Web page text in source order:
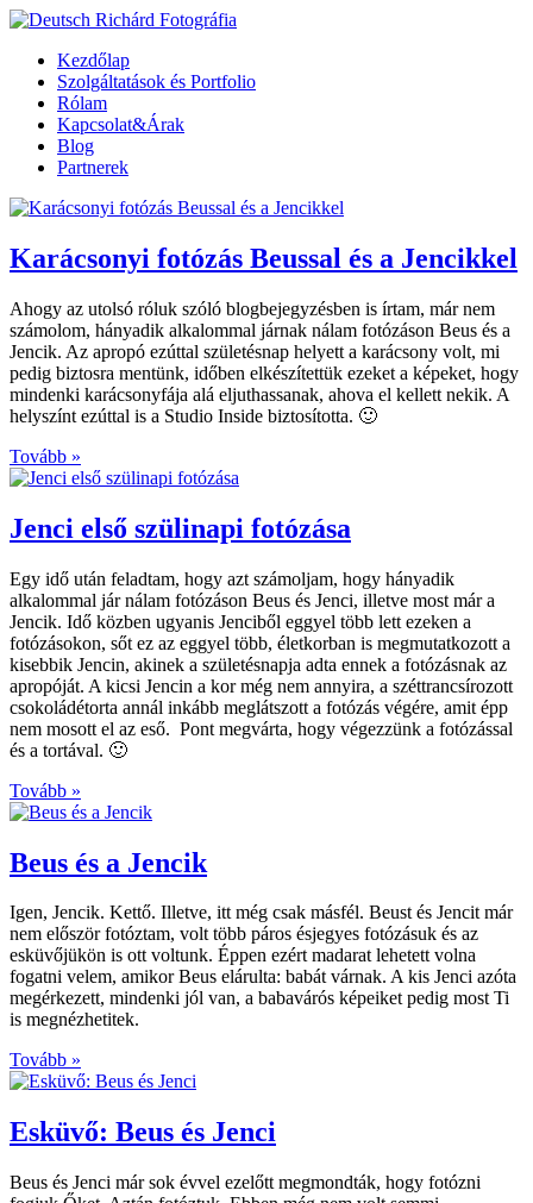
Kezdőlap
Szolgáltatások és Portfolio
Rólam
Kapcsolat&Árak
Blog
Partnerek
Karácsonyi fotózás Beussal és a Jencikkel
Ahogy az utolsó róluk szóló blogbejegyzésben is írtam, már nem
számolom, hányadik alkalommal járnak nálam fotózáson Beus és a
Jencik. Az apropó ezúttal születésnap helyett a karácsony volt, mi
pedig biztosra mentünk, időben elkészítettük ezeket a képeket, hogy
mindenki karácsonyfája alá eljuthassanak, ahova el kellett nekik. A
helyszínt ezúttal is a Studio Inside biztosította. 🙂
Tovább »
Jenci első szülinapi fotózása
Egy idő után feladtam, hogy azt számoljam, hogy hányadik
alkalommal jár nálam fotózáson Beus és Jenci, illetve most már a
Jencik. Idő közben ugyanis Jenciből eggyel több lett ezeken a
fotózásokon, sőt ez az eggyel több, életkorban is megmutatkozott a
kisebbik Jencin, akinek a születésnapja adta ennek a fotózásnak az
apropóját. A kicsi Jencin a kor még nem annyira, a széttrancsírozott
csokoládétorta annál inkább meglátszott a fotózás végére, amit épp
nem mosott el az eső. Pont megvárta, hogy végezzünk a fotózással
és a tortával. 🙂
Tovább »
Beus és a Jencik
Igen, Jencik. Kettő. Illetve, itt még csak másfél. Beust és Jencit már
nem először fotóztam, volt több páros ésjegyes fotózásuk és az
esküvőjükön is ott voltunk. Éppen ezért madarat lehetett volna
fogatni velem, amikor Beus elárulta: babát várnak. A kis Jenci azóta
megérkezett, mindenki jól van, a babavárós képeiket pedig most Ti
is megnézhetitek.
Tovább »
Esküvő: Beus és Jenci
Beus és Jenci már sok évvel ezelőtt megmondták, hogy fotózni